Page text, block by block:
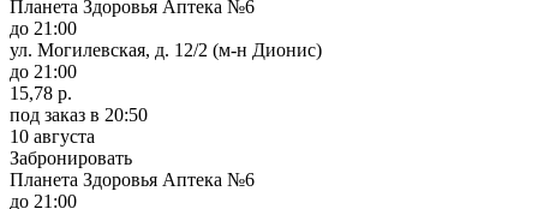
Планета Здоровья Аптека №6
до 21:00
ул. Могилевская, д. 12/2 (м-н Дионис)
до 21:00
15,78 р.
под заказ в 20:50
10 августа
Забронировать
Планета Здоровья Аптека №6
до 21:00